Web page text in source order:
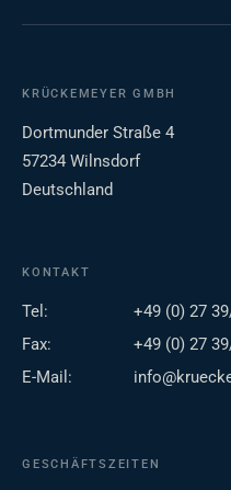
KRÜCKEMEYER GMBH
Dortmunder Straße 4
57234 Wilnsdorf
Deutschland
KONTAKT
Tel:
+49 (0) 27
Fax:
+49 (0) 27
E-Mail:
GESCHÄFTSZEITEN